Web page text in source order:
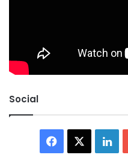
Social
Facebook